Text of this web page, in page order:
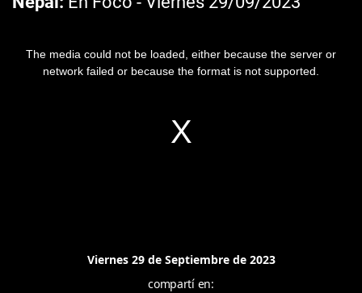
The media could not be loaded, either because the server or
network failed or because the format is not supported.
Viernes 29 de Septiembre de 2023
compartí en: